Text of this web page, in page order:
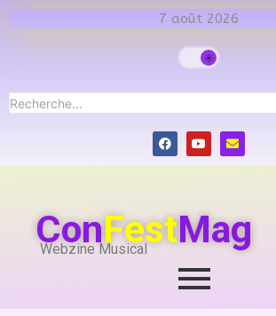
7 août 2026
ConFestMag
Webzine Musical